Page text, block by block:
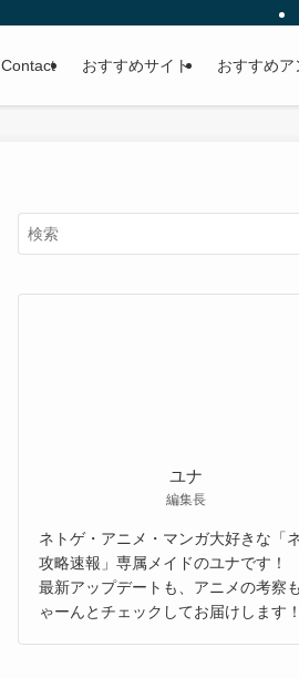
Contact おすすめサイト おすすめア
ユナ
編集長
ネトゲ・アニメ・マンガ大好きな「
攻略速報」専属メイドのユナです！
最新アップデートも、アニメの考察
ゃーんとチェックしてお届けします！